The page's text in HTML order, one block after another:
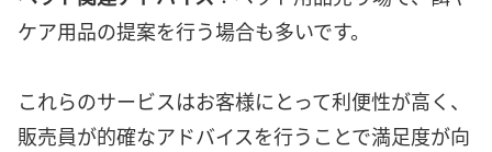
ケア用品の提案を行う場合も多いです。
これらのサービスはお客様にとって利便性が高く、
販売員が的確なアドバイスを行うことで満足度が向